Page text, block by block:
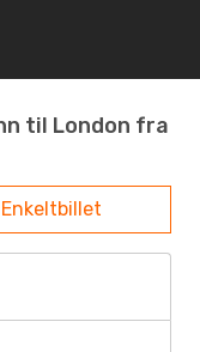
til London fra
Enkeltbillet